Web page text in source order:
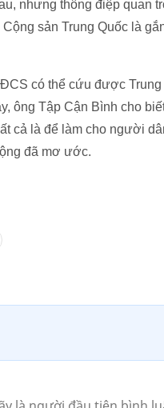
nhưng thông điệp quan
sản Trung Quốc là
có thể cứu được
ông Tập Cận Bình cho
cả là để làm cho người
đã mơ ước.